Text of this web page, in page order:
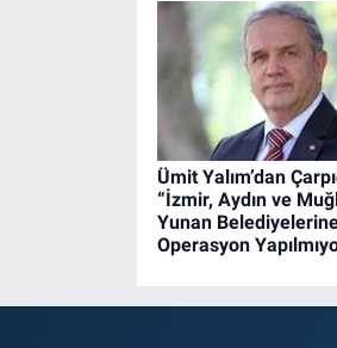
Ümit Yalım’dan
“İzmir, Aydın ve
Yunan
Operasyon